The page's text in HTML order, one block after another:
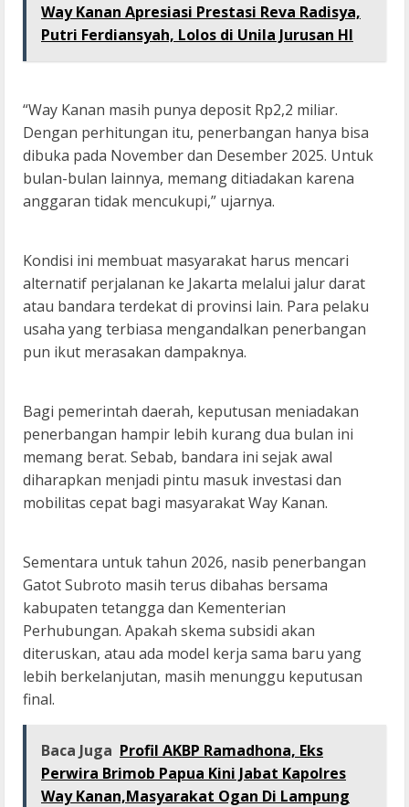
Way Kanan Apresiasi Prestasi Reva Radisya,
Putri Ferdiansyah, Lolos di Unila Jurusan HI
“Way Kanan masih punya deposit Rp2,2 miliar.
Dengan perhitungan itu, penerbangan hanya bisa
dibuka pada November dan Desember 2025. Untuk
bulan-bulan lainnya, memang ditiadakan karena
anggaran tidak mencukupi,” ujarnya.
Kondisi ini membuat masyarakat harus mencari
alternatif perjalanan ke Jakarta melalui jalur darat
atau bandara terdekat di provinsi lain. Para pelaku
usaha yang terbiasa mengandalkan penerbangan
pun ikut merasakan dampaknya.
Bagi pemerintah daerah, keputusan meniadakan
penerbangan hampir lebih kurang dua bulan ini
memang berat. Sebab, bandara ini sejak awal
diharapkan menjadi pintu masuk investasi dan
mobilitas cepat bagi masyarakat Way Kanan.
Sementara untuk tahun 2026, nasib penerbangan
Gatot Subroto masih terus dibahas bersama
kabupaten tetangga dan Kementerian
Perhubungan. Apakah skema subsidi akan
diteruskan, atau ada model kerja sama baru yang
lebih berkelanjutan, masih menunggu keputusan
final.
Baca Juga Profil AKBP Ramadhona, Eks
Perwira Brimob Papua Kini Jabat Kapolres
Way Kanan,Masyarakat Ogan Di Lampung